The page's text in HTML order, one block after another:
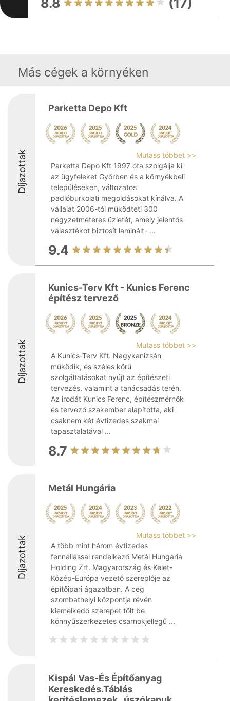
8.8 (17)
Más cégek a környéken
Díjazottak
Parketta Depo Kft
Mutass többet >>
Parketta Depo Kft 1997 óta szolgálja ki
az ügyfeleket Győrben és a környékbeli
településeken, változatos
padlóburkolati megoldásokat kínálva. A
vállalat 2006-tól működteti 300
négyzetméteres üzletét, amely jelentős
választékot biztosít laminált- ...
9.4
Díjazottak
Kunics-Terv Kft - Kunics Ferenc
építész tervező
Mutass többet >>
A Kunics-Terv Kft. Nagykanizsán
működik, és széles körű
szolgáltatásokat nyújt az építészeti
tervezés, valamint a tanácsadás terén.
Az irodát Kunics Ferenc, építészmérnök
és tervező szakember alapította, aki
csaknem két évtizedes szakmai
tapasztalatával ...
8.7
Díjazottak
Metál Hungária
Mutass többet >>
A több mint három évtizedes
fennállással rendelkező Metál Hungária
Holding Zrt. Magyarország és Kelet-
Közép-Európa vezető szereplője az
építőipari ágazatban. A cég
szombathelyi központja révén
kiemelkedő szerepet tölt be
könnyűszerkezetes csarnokjellegű ...
Kispál Vas-És Építőanyag
Kereskedés.Táblás